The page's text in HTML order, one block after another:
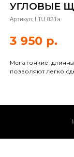
УГЛОВЫЕ
Артикул: LTU 031a
3 950 р.
Мега тонкие,
позволяют легко